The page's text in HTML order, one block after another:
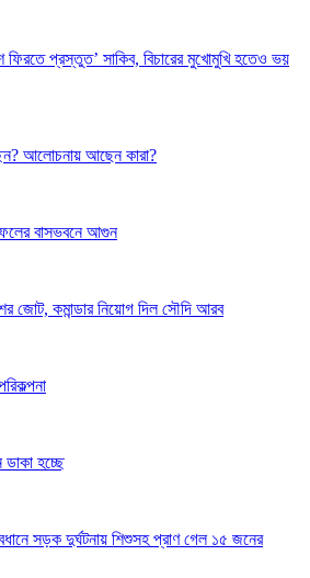
ফিরতে প্রস্তুত’ সাকিব, বিচারের মুখোমুখি হতেও ভয়
আলোচনায় আছেন কারা?
বাসভবনে আগুন
জোট, কমান্ডার নিয়োগ দিল সৌদি আরব
ডাকা হচ্ছে
সড়ক দুর্ঘটনায় শিশুসহ প্রাণ গেল ১৫ জনের